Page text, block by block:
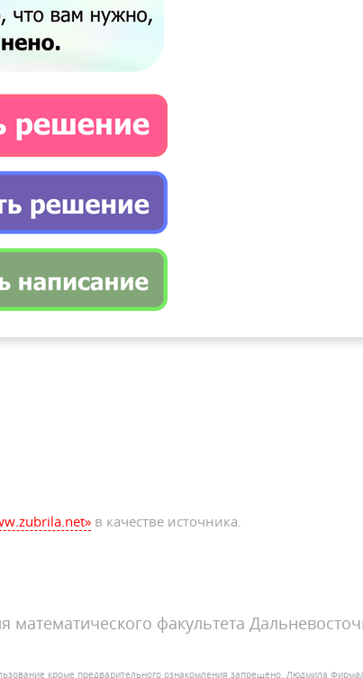
в качестве источника.
факультета
кроме предварительного ознакомления запрещено. Людмила